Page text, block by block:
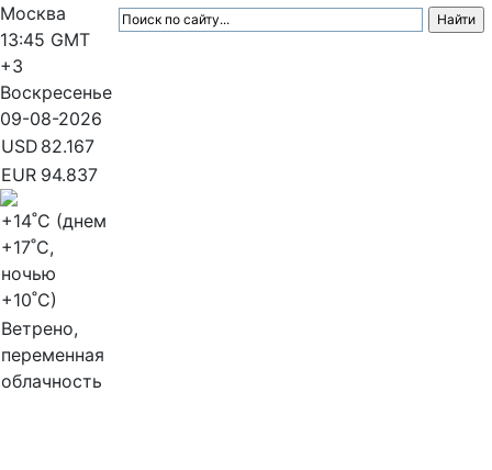
Москва
13:45 GMT
+3
Воскресенье
09-08-2026
USD 82.167
EUR 94.837
+14˚C (днем
+17˚C,
ночью
+10˚C)
Ветрено,
переменная
облачность